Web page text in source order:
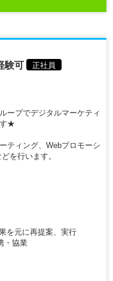
験可
正社員
ープでデジタルマーケティ
す★
ティング、Webプロモーシ
を行います。
を元に再提案、実行
・協業